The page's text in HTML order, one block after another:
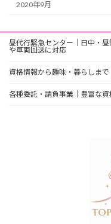
2020年9月
昼代行緊急センター｜日中・
や車両回送に対応
資格情報から趣味・暮らしま
各種委託・請負事業｜豊富な